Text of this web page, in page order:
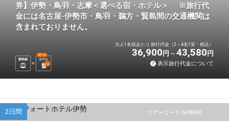
券】伊勢・鳥羽・志摩＜選べる宿・ホテル＞ ※旅行代
金には名古屋-伊勢市・鳥羽・鵜方・賢島間の交通機関は
含まれておりません。
新幹線 ホテル
選べる
1 泊
大人1名様あたり 旅行代金（2～4名1室・税込）
36,900 円 43,580 円
表示旅行代金について
ツアーコード N98690
2日間